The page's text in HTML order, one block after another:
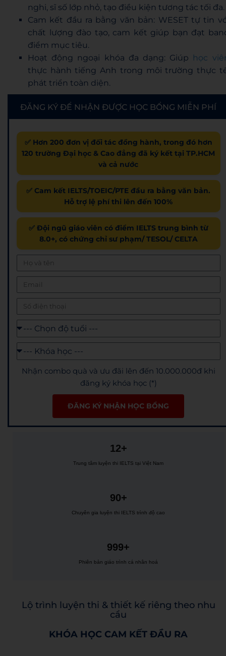
nghi, sĩ số lớp nhỏ, tạo điều kiện tương tác tối đa.
Cam kết đầu ra bằng văn bản: WESET tự tin
chất lượng đào tạo, cam kết giúp bạn đạt
điểm mục tiêu.
Hoạt động ngoại khóa đa dạng: Giúp học
thực hành tiếng Anh trong môi trường thực
phát triển toàn diện.
ĐĂNG KÝ ĐỂ NHẬN ĐƯỢC HỌC BỔNG MIỄN PHÍ
✅ Hơn 200 đơn vị đối tác đồng hành, trong đó hơn
120 trường Đại học & Cao đẳng đã ký kết tại TP.HCM
và cả nước
✅ Cam kết IELTS/TOEIC/PTE đầu ra bằng văn bản.
Hỗ trợ lệ phí thi lên đến 100%
✅ Đội ngũ giáo viên có điểm IELTS trung bình từ
8.0+, có chứng chỉ sư phạm/ TESOL/ CELTA
Nhận combo quà và ưu đãi lên đến 10.000.000đ khi
đăng ký khóa học (*)
ĐĂNG KÝ NHẬN HỌC BỔNG
12+
Trung tâm luyện thi IELTS tại Việt Nam
90+
Chuyên gia luyện thi IELTS trình độ cao
999+
Phiên bản giáo trình cá nhân hoá
Lộ trình luyện thi & thiết kế riêng theo nhu
cầu
KHÓA HỌC CAM KẾT ĐẦU RA